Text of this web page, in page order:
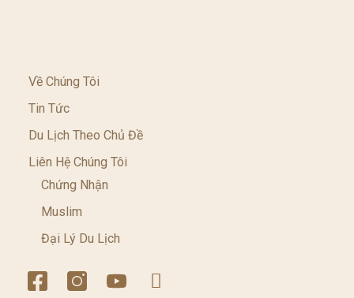
Về Chúng Tôi
Tin Tức
Du Lịch Theo Chủ Đề
Liên Hệ Chúng Tôi
Chứng Nhận
Muslim
Đại Lý Du Lịch